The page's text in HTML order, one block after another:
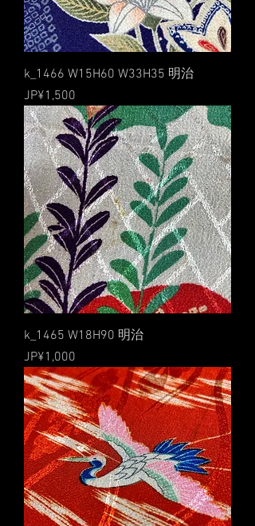
k_1466 W15H60 W33H35 明治
價格
JP¥1,500
k_1465 W18H90 明治
價格
JP¥1,000